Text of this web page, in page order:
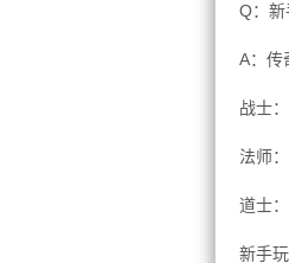
Q：新
A：传
战士
法师
道士
新手